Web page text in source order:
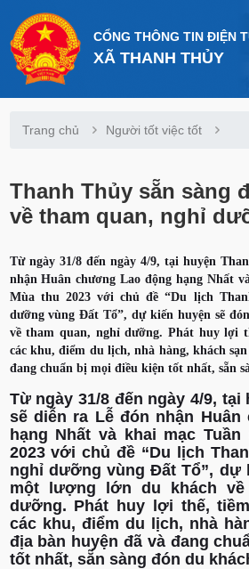
CỔNG THÔNG TIN ĐIỆN
XÃ THANH THỦY
Trang chủ Người tốt việc tốt
Thanh Thủy sẵn sàng
về tham quan, nghỉ
Từ ngày 31/8 đến ngày 4/9, tại huyện
nhận Huân chương Lao động hạng Nhất
Mùa thu 2023 với chủ đề “Du lịch
dưỡng vùng Đất Tổ”, dự kiến huyện sẽ
về tham quan, nghỉ dưỡng. Phát huy lợi
các khu, điểm du lịch, nhà hàng, khách
đang chuẩn bị mọi điều kiện tốt nhất, sẵn
Từ ngày 31/8 đến ngày 4/9, tại
sẽ diễn ra Lễ đón nhận
hạng Nhất và khai mạc
2023 với chủ đề “Du lịch
nghỉ dưỡng vùng Đất Tổ”, dự
một lượng lớn du khách về
dưỡng. Phát huy lợi thế,
các khu, điểm du lịch, nhà
địa bàn huyện đã và đang
tốt nhất, sẵn sàng đón du